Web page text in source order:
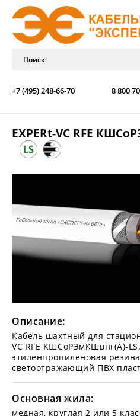
+7 (495) 248-66-70 8 800
EXPERt-VC RFE
Описание:
Кабель шахтный для
VC RFE КШСоРЭмКШвнг(А)-
этиленпропиленовая
светоотражающий ПВХ
Основная жила:
медная, круглая 2 или 5